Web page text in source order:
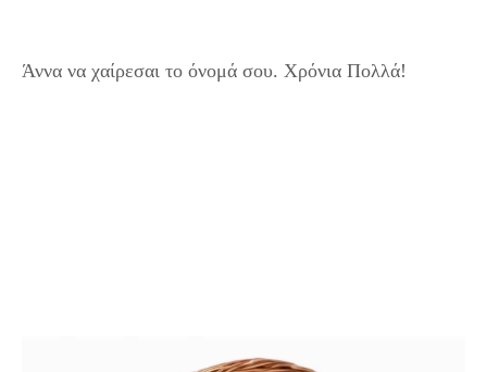
Άννα να χαίρεσαι το όνομά σου. Χρόνια Πολλά!